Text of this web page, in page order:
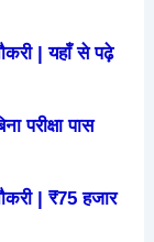
| यहाँ से पढ़े
परीक्षा पास
| ₹75 हजार